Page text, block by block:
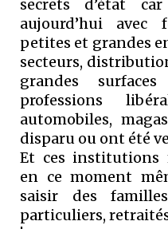
secrets d’état
aujourd’hui avec
petites et grandes
secteurs,
grandes
professions
automobiles,
disparu ou ont été
Et ces institutions
en ce moment
saisir des
particuliers,